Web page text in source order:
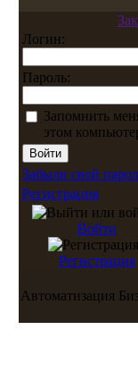
Логин:
Пароль:
Запомнить
этом
Забыли свой
Регистрация
Войти
Регистрация
Автоматизация